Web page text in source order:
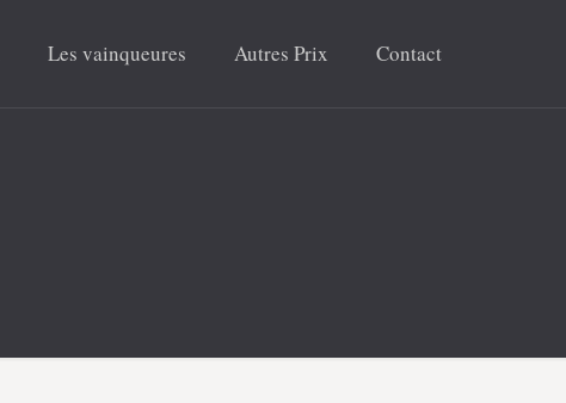
Les vainqueures Autres Prix Contact